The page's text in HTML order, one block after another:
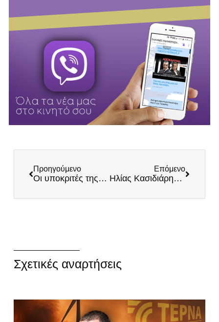
Προηγούμενο
Οι υποκριτές της Νέας Δημοκρατίας συνεχίζουν να εμπαίζουν τον ελληνικό λαό
Επόμενο
Ηλίας Κασιδιάρης: «Μόσιαλε γράψε και για τον Αλλάχ να δω κάτι…»
Σχετικές αναρτήσεις